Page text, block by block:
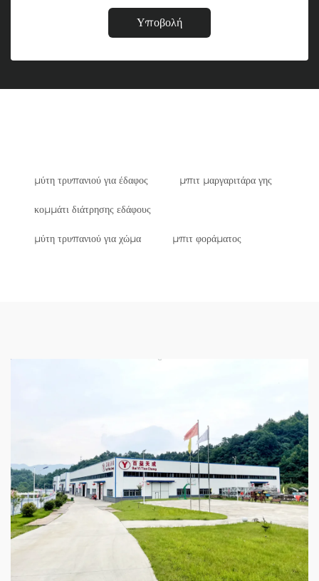
Υποβολή
μύτη τρυπανιού για έδαφος μπιτ μαργαριτάρα γης
κομμάτι διάτρησης εδάφους
μύτη τρυπανιού για χώμα μπιτ φοράματος